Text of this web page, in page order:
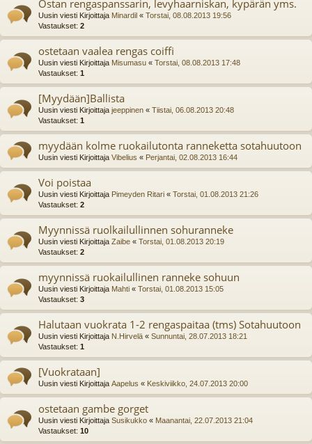
Ostan rengaspanssarin, levyhaarniskan, kypärän yms.
Uusin viesti Kirjoittaja Minardil « Torstai, 08.08.2013 19:56
Vastaukset: 2
ostetaan vaalea rengas coiffi
Uusin viesti Kirjoittaja Misumasu « Torstai, 08.08.2013 17:48
Vastaukset: 1
[Myydään]Ballista
Uusin viesti Kirjoittaja jeeppinen « Tiistai, 06.08.2013 20:48
Vastaukset: 1
myydään kolme ruokailutonta ranneketta sotahuutoon
Uusin viesti Kirjoittaja Vibelius « Perjantai, 02.08.2013 16:44
Voi poistaa
Uusin viesti Kirjoittaja Pimeyden Ritari « Torstai, 01.08.2013 21:26
Vastaukset: 2
Myynnissä ruolkailullinnen sohuranneke
Uusin viesti Kirjoittaja Zaibe « Torstai, 01.08.2013 20:19
Vastaukset: 2
myynnissä ruokailullinen ranneke sohuun
Uusin viesti Kirjoittaja Mahti « Torstai, 01.08.2013 15:05
Vastaukset: 3
Halutaan vuokrata 1-2 rengaspaitaa (tms) Sotahuutoon
Uusin viesti Kirjoittaja N.Hirvelä « Sunnuntai, 28.07.2013 18:21
Vastaukset: 1
[Vuokrataan]
Uusin viesti Kirjoittaja Aapelus « Keskiviikko, 24.07.2013 20:00
ostetaan gambe gorget
Uusin viesti Kirjoittaja Susikukko « Maanantai, 22.07.2013 21:04
Vastaukset: 10